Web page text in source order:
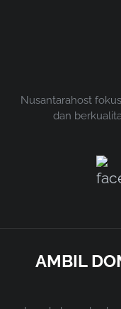
Nusantarahost
dan
AMBIL